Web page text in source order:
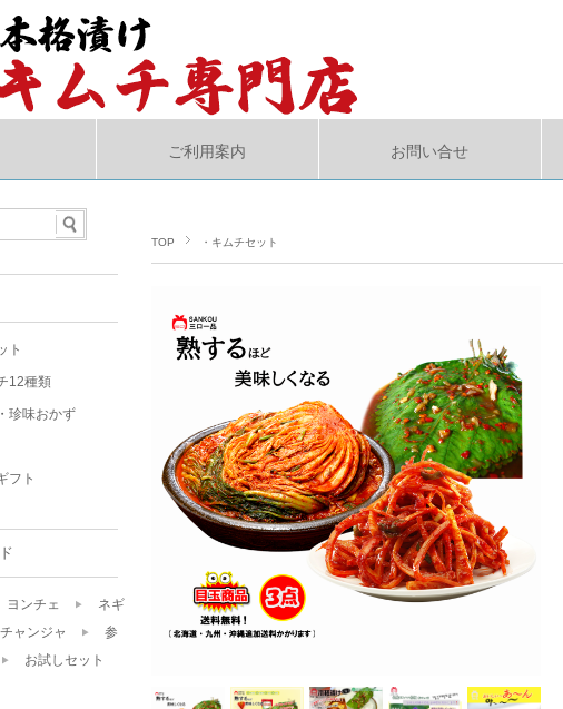
ご利用案内 お問い合せ
TOP ・キムチセット
ト
12種類
珍味おかず
フト
ヨンチェ
ネギ
ャンジャ
参
お試しセット